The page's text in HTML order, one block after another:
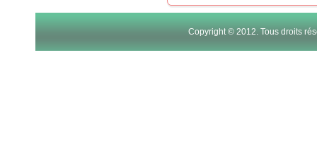
Copyright © 2012. Tous droits